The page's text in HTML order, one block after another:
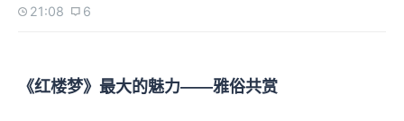
21:08 6
《红楼梦》最大的魅力——雅俗共赏